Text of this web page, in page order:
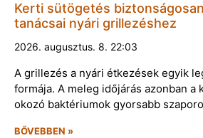
Kerti sütögetés
tanácsai nyári grillezéshez
2026. augusztus. 8. 22:03
A grillezés a nyári étkezések egyik
formája. A meleg időjárás azonban a
okozó baktériumok gyorsabb
BŐVEBBEN »